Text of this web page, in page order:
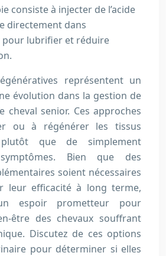
consiste à injecter de l’acide
directement dans
pour lubrifier et réduire
représentent un
évolution dans la gestion de
cheval senior. Ces approches
ou à régénérer les tissus
plutôt que de simplement
Bien que des
soient nécessaires
leur efficacité à long terme,
espoir prometteur pour
être des chevaux souffrant
Discutez de ces options
pour déterminer si elles